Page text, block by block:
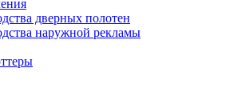
дверных полотен
наружной рекламы